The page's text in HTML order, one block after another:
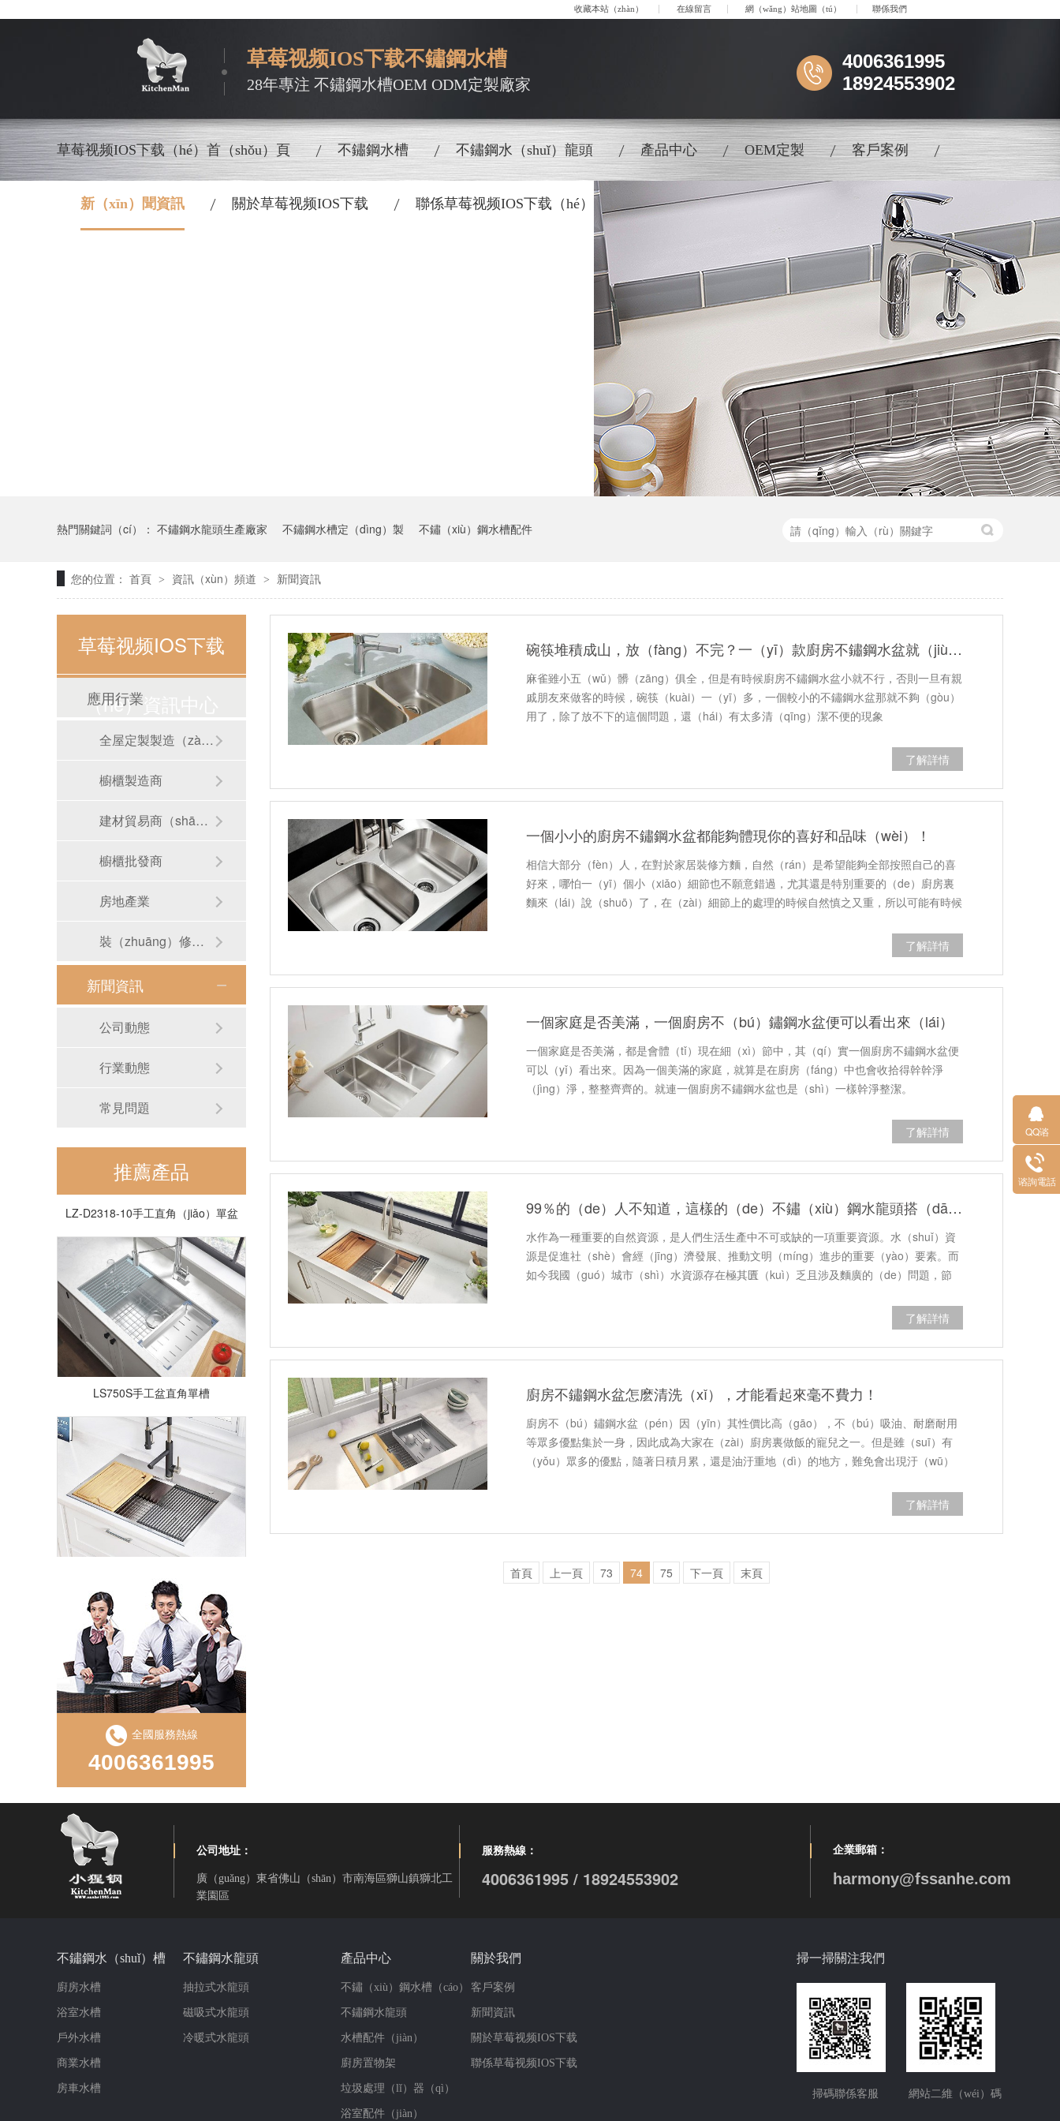
收藏本站（zhàn） 在線留言 網（wǎng）站地圖（tú） 聯係我們
草莓视频IOS下载不鏽鋼水槽
28年專注 不鏽鋼水槽OEM ODM定製廠家
4006361995
18924553902
草莓视频IOS下载（hé）首（shǒu）頁 不鏽鋼水槽 不鏽鋼水（shuǐ）龍頭 產品中心 OEM定製 客戶案例
新（xīn）聞資訊 關於草莓视频IOS下载 聯係草莓视频IOS下载（hé）
熱門關鍵詞（cí）： 不鏽鋼水龍頭生產廠家 不鏽鋼水槽定（dìng）製 不鏽（xiù）鋼水槽配件
您的位置： 首頁 > 資訊（xùn）頻道 > 新聞資訊
碗筷堆積成山，放（fàng）不完？一（yī）款廚房不鏽鋼水盆就（jiù）可以幫你！
麻雀雖小五（wǔ）髒（zāng）俱全，但是有時候廚房不鏽鋼水盆小就不行，否則一旦有親
戚朋友來做客的時候，碗筷（kuài）一（yī）多，一個較小的不鏽鋼水盆那就不夠（gòu）
用了，除了放不下的這個問題，還（hái）有太多清（qīng）潔不便的現象
了解詳情
一個小小的廚房不鏽鋼水盆都能夠體現你的喜好和品味（wèi）！
相信大部分（fèn）人，在對於家居裝修方麵，自然（rán）是希望能夠全部按照自己的喜
好來，哪怕一（yī）個小（xiǎo）細節也不願意錯過，尤其還是特別重要的（de）廚房裏
麵來（lái）說（shuō）了，在（zài）細節上的處理的時候自然慎之又重，所以可能有時候
了解詳情
一個家庭是否美滿，一個廚房不（bú）鏽鋼水盆便可以看出來（lái）
一個家庭是否美滿，都是會體（tǐ）現在細（xì）節中，其（qí）實一個廚房不鏽鋼水盆便
可以（yǐ）看出來。因為一個美滿的家庭，就算是在廚房（fáng）中也會收拾得幹幹淨
（jìng）淨，整整齊齊的。就連一個廚房不鏽鋼水盆也是（shì）一樣幹淨整潔。
了解詳情
99％的（de）人不知道，這樣的（de）不鏽（xiù）鋼水龍頭搭（dā）配（pèi）不鏽鋼水盆更節水！
水作為一種重要的自然資源，是人們生活生產中不可或缺的一項重要資源。水（shuǐ）資
源是促進社（shè）會經（jīng）濟發展、推動文明（míng）進步的重要（yào）要素。而
如今我國（guó）城市（shì）水資源存在極其匱（kuì）乏且涉及麵廣的（de）問題，節
了解詳情
廚房不鏽鋼水盆怎麽清洗（xǐ），才能看起來毫不費力！
廚房不（bú）鏽鋼水盆（pén）因（yīn）其性價比高（gāo），不（bú）吸油、耐磨耐用
等眾多優點集於一身，因此成為大家在（zài）廚房裏做飯的寵兒之一。但是雖（suī）有
（yǒu）眾多的優點，隨著日積月累，還是油汙重地（dì）的地方，難免會出現汙（wū）
了解詳情
首頁 上一頁 73 74 75 下一頁 末頁
草莓视频IOS下载
（hé）資訊中心
應用行業
全屋定製製造（zào）商
櫥櫃製造商
建材貿易商（shāng）
櫥櫃批發商
房地產業
裝（zhuāng）修平台
新聞資訊
公司動態
行業動態
常見問題
推薦產品
RB-S01手工圓（yuán）形洗手盆
LZ-D2318-10手工直角（jiǎo）單盆
LS750S手工盆直角單槽
全國服務熱線
4006361995
公司地址：
廣（guǎng）東省佛山（shān）市南海區獅山鎮獅北工
業園區
服務熱線：
4006361995 / 18924553902
企業郵箱：
harmony@fssanhe.com
不鏽鋼水（shuǐ）槽
廚房水槽
浴室水槽
戶外水槽
商業水槽
房車水槽
不鏽鋼水龍頭
抽拉式水龍頭
磁吸式水龍頭
冷暖式水龍頭
產品中心
不鏽（xiù）鋼水槽（cáo）
不鏽鋼水龍頭
水槽配件（jiàn）
廚房置物架
垃圾處理（lǐ）器（qì）
浴室配件（jiàn）
關於我們
客戶案例
新聞資訊
關於草莓视频IOS下载
聯係草莓视频IOS下载
掃一掃關注我們
掃碼聯係客服 網站二維（wéi）碼
QQ谘
（zī）詢
谘詢電話